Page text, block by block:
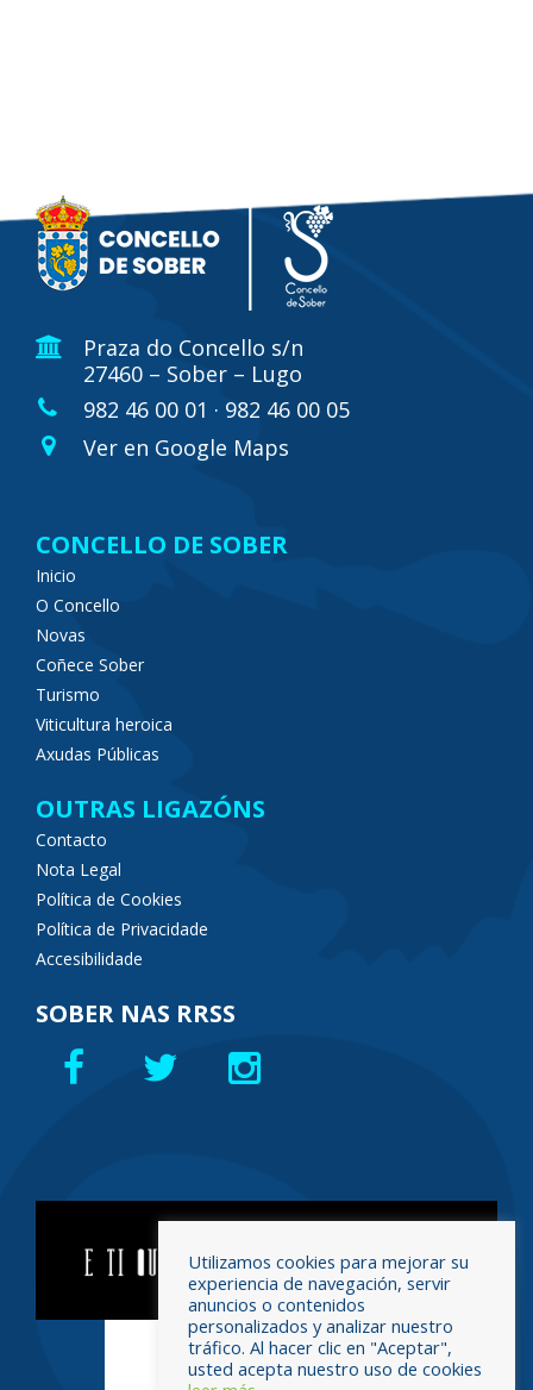
Praza do Concello s/n
27460 – Sober – Lugo
982 46 00 01 · 982 46 00 05
Ver en Google Maps
CONCELLO DE SOBER
Inicio
O Concello
Novas
Coñece Sober
Turismo
Viticultura heroica
Axudas Públicas
OUTRAS LIGAZÓNS
Contacto
Nota Legal
Política de Cookies
Política de Privacidade
Accesibilidade
SOBER NAS RRSS
Utilizamos cookies para mejorar su
experiencia de navegación, servir
anuncios o contenidos
personalizados y analizar nuestro
tráfico. Al hacer clic en "Aceptar",
usted acepta nuestro uso de cookies